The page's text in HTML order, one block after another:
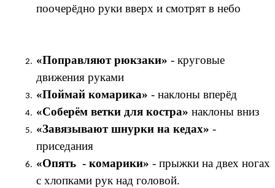
поочерёдно руки вверх и смотрят в небо
«Поправляют рюкзаки» - круговые
движения руками
«Поймай комарика» - наклоны вперёд
«Соберём ветки для костра» наклоны вниз
«Завязывают шнурки на кедах» -
приседания
«Опять - комарики» - прыжки на двех ногах
с хлопками рук над головой.